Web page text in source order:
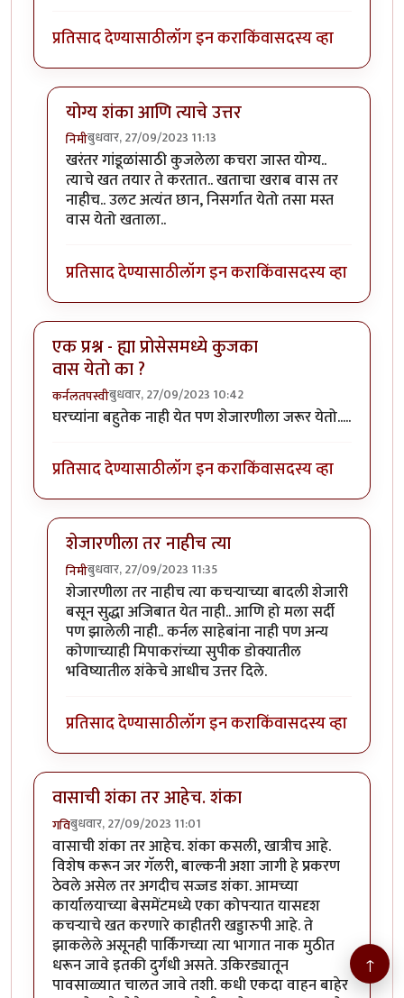
प्रतिसाद देण्यासाठीलॉग इन कराकिंवासदस्य व्हा
योग्य शंका आणि त्याचे उत्तर
निमीबुधवार, 27/09/2023 11:13
In reply toचांगलाच उपक्रमbyसौन्दर्य
खरंतर गांडूळांसाठी कुजलेला कचरा जास्त योग्य..
त्याचे खत तयार ते करतात.. खताचा खराब वास तर
नाहीच.. उलट अत्यंत छान, निसर्गात येतो तसा मस्त
वास येतो खताला..
प्रतिसाद देण्यासाठीलॉग इन कराकिंवासदस्य व्हा
एक प्रश्न - ह्या प्रोसेसमध्ये कुजका
वास येतो का ?
कर्नलतपस्वीबुधवार, 27/09/2023 10:42
घरच्यांना बहुतेक नाही येत पण शेजारणीला जरूर येतो.....
प्रतिसाद देण्यासाठीलॉग इन कराकिंवासदस्य व्हा
शेजारणीला तर नाहीच त्या
निमीबुधवार, 27/09/2023 11:35
In reply toएक प्रश्न - ह्या प्रोसेसमध्ये कुजका वास येतो का ?
शेजारणीला तर नाहीच त्या कचऱ्याच्या बादली शेजारी
बसून सुद्धा अजिबात येत नाही.. आणि हो मला सर्दी
पण झालेली नाही.. कर्नल साहेबांना नाही पण अन्य
कोणाच्याही मिपाकरांच्या सुपीक डोक्यातील
भविष्यातील शंकेचे आधीच उत्तर दिले.
प्रतिसाद देण्यासाठीलॉग इन कराकिंवासदस्य व्हा
वासाची शंका तर आहेच. शंका
गविबुधवार, 27/09/2023 11:01
वासाची शंका तर आहेच. शंका कसली, खात्रीच आहे.
विशेष करून जर गॅलरी, बाल्कनी अशा जागी हे प्रकरण
ठेवले असेल तर अगदीच सज्जड शंका. आमच्या
कार्यालयाच्या बेसमेंटमध्ये एका कोपऱ्यात यासदृश
कचऱ्याचे खत करणारे काहीतरी खड्डारुपी आहे. ते
झाकलेले असूनही पार्किंगच्या त्या भागात नाक मुठीत
धरून जावे इतकी दुर्गंधी असते. उकिरड्यातून
पावसाळ्यात चालत जावे तशी. कधी एकदा वाहन बाहेर
↑